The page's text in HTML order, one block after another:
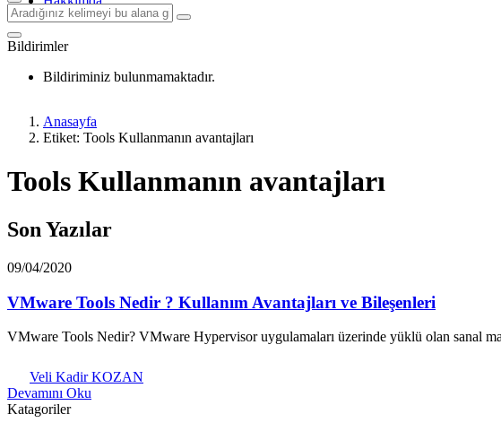
Bildirimler
Bildiriminiz bulunmamaktadır.
Anasayfa
Etiket: Tools Kullanmanın avantajları
Tools Kullanmanın avantajları
Son Yazılar
09/04/2020
VMware Tools Nedir ? Kullanım Avantajları ve Bileşenleri
VMware Tools Nedir? VMware Hypervisor uygulamaları üzerinde yüklü olan sanal
Veli Kadir KOZAN
Devamını Oku
Katagoriler